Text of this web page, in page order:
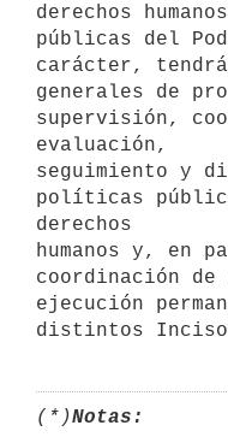
derechos
públicas del
carácter,
generales de
supervisión,
evaluación,
seguimiento y
políticas
derechos
humanos y, en
coordinación
ejecución
(*)Notas: